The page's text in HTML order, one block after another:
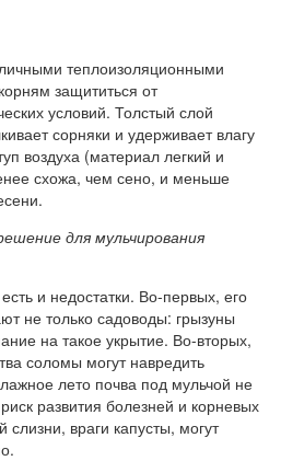
теплоизоляционными
защититься от
условий. Толстый слой
сорняки и удерживает влагу
воздуха (материал легкий и
схожа, чем сено, и меньше
для мульчирования
и недостатки. Во-первых, его
не только садоводы: грызуны
на такое укрытие. Во-вторых,
соломы могут навредить
лето почва под мульчой не
развития болезней и корневых
враги капусты, могут